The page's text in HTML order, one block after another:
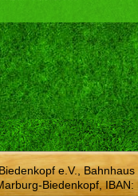
e.V.,
Biedenkopf,